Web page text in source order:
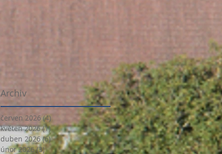
Archiv
červen 2026 (4) 4 příspěvky
květen 2026 (1)1 příspěvek
duben 2026 (6)6 příspěvků
únor 2026 (3)3 příspěvky